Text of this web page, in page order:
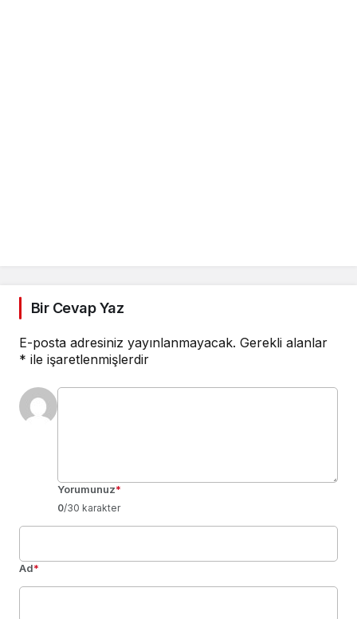
Bir Cevap Yaz
E-posta adresiniz yayınlanmayacak. Gerekli alanlar
* ile işaretlenmişlerdir
Yorumunuz*
0/30 karakter
Ad*